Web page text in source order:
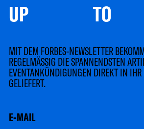
UP TO
MIT DEM FORBES-NEWSLETTER
REGELMÄSSIG DIE SPANNENDSTEN
EVENTANKÜNDIGUNGEN DIREKT IN
GELIEFERT.